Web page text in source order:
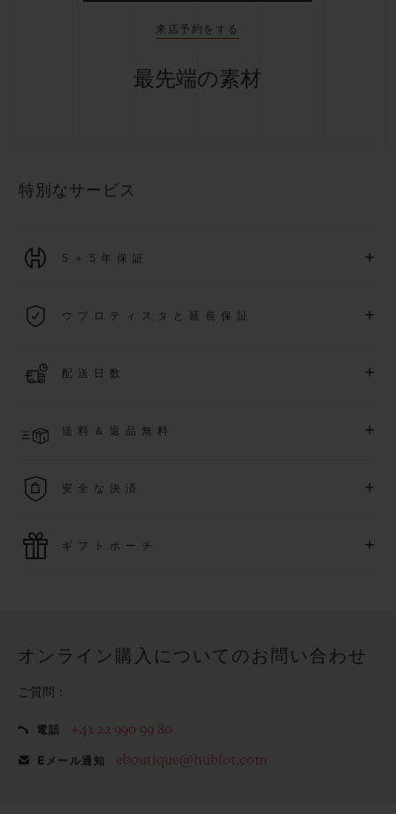
来店予約をする
最先端の素材
特別なサービス
5＋5年保証 +
際保証が適用されます。
ウブロティスタと延長保証 +
月1 日以降に購入された時計を対象に、保証を
詳細を表示する
配送日数 +
より異なる場合がございます
送料＆返品無料 +
す
安全な決済 +
ご購入は迅速で安全に処理され、お客様の個人情報は確実に
ギフトポーチ +
オンライン購入についてのお問い合わせ
ご質問：
電話 +41 22 990 99 80
Eメール通知 eboutique@hublot.com